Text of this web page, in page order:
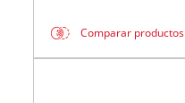
Comparar productos